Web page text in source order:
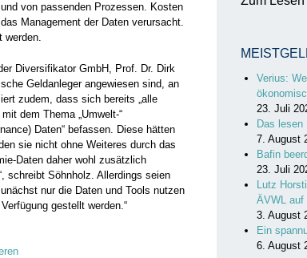
von passenden Prozessen. Kosten
Management der Daten verursacht.
werden.
Diversifikator GmbH, Prof. Dr. Dirk
Geldanleger angewiesen sind, an
zudem, dass sich bereits „alle
dem Thema „Umwelt-“
Daten“ befassen. Diese hätten
sie nicht ohne Weiteres durch das
Daten daher wohl zusätzlich
schreibt Söhnholz. Allerdings seien
nur die Daten und Tools nutzen
gestellt werden.“
Verius:
23. Juli
Das lesen
7. August
Bafin
23. Juli
Lutz
ÄVWL auf
3. August
Ein
6. August